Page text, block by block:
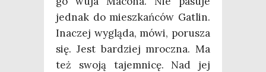
jed­nak do miesz­kań­ców Gatlin.
Ina­czej wyglą­da, mówi, poru­sza
się. Jest bar­dziej mrocz­na. Ma
też swo­ją tajem­ni­cę. Nad jej